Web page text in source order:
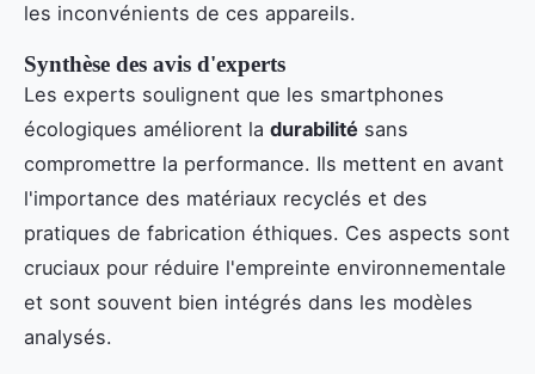
les inconvénients de ces appareils.
Synthèse des avis d'experts
Les experts soulignent que les smartphones
écologiques améliorent la durabilité sans
compromettre la performance. Ils mettent en avant
l'importance des matériaux recyclés et des
pratiques de fabrication éthiques. Ces aspects sont
cruciaux pour réduire l'empreinte environnementale
et sont souvent bien intégrés dans les modèles
analysés.